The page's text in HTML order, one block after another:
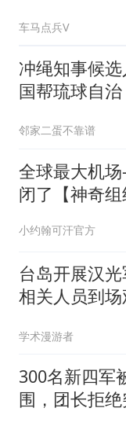
车马点兵V
冲绳知事候
国帮琉球自治
邻家二蛋不靠谱
全球最大机
闭了【神奇组
小约翰可汗官方
台岛开展汉
相关人员到
学术漫游者
300名新四军
围，团长拒绝